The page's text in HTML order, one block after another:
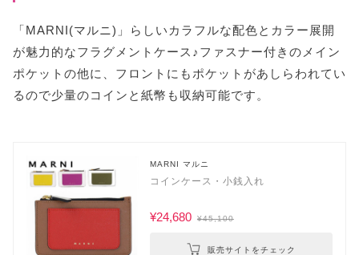
「MARNI(マルニ)」らしいカラフルな配色とカラー展開
が魅力的なフラグメントケース♪ファスナー付きのメイン
ポケットの他に、フロントにもポケットがあしらわれてい
るので少量のコインと紙幣も収納可能です。
MARNI マルニ
コインケース・小銭入れ
¥24,680 ¥45,100
販売サイトをチェック